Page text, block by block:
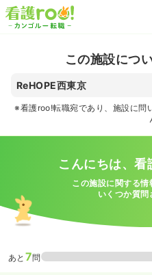
この施設につ
ReHOPE西東京
※看護roo!転職宛であり、施設に問
こんにちは、看
この施設に関する
いくつか質
あと 7問